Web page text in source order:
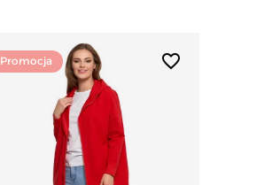
Promocja favorite_border